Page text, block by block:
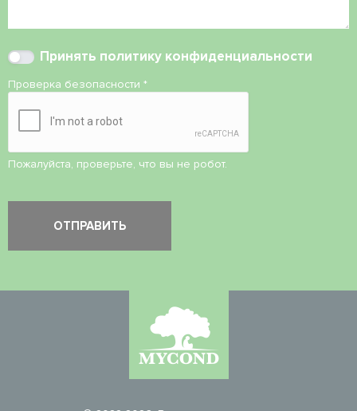
Принять политику конфиденциальности
Проверка безопасности *
Пожалуйста, проверьте, что вы не робот.